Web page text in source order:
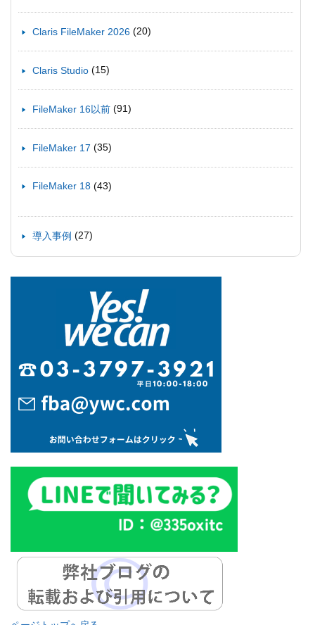
Claris FileMaker 2026 (20)
Claris Studio (15)
FileMaker 16以前 (91)
FileMaker 17 (35)
FileMaker 18 (43)
導入事例 (27)